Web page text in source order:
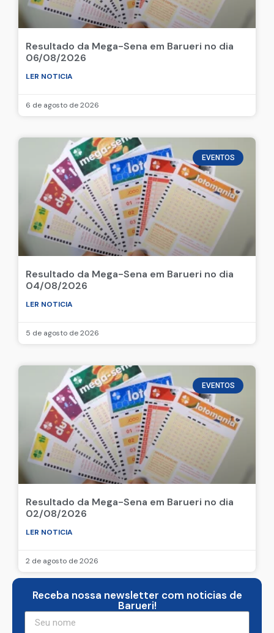
Resultado da Mega-Sena em Barueri no dia
06/08/2026
LER NOTICIA
6 de agosto de 2026
EVENTOS
Resultado da Mega-Sena em Barueri no dia
04/08/2026
LER NOTICIA
5 de agosto de 2026
EVENTOS
Resultado da Mega-Sena em Barueri no dia
02/08/2026
LER NOTICIA
2 de agosto de 2026
Receba nossa newsletter com noticias de
Barueri!